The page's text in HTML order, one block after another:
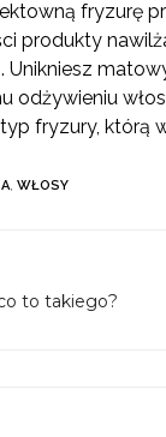
fryzurę
produkty
odżywieniu
fryzury, którą
, WŁOSY
to takiego?